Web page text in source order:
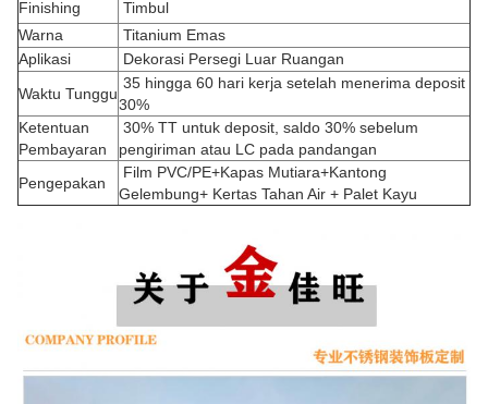
Finishing
Timbul
Warna
Titanium Emas
Aplikasi
Dekorasi Persegi Luar Ruangan
Waktu Tunggu
35 hingga 60 hari kerja setelah menerima deposit
30%
Ketentuan
Pembayaran
30% TT untuk deposit, saldo 30% sebelum
pengiriman atau LC pada pandangan
Pengepakan
Film PVC/PE+Kapas Mutiara+Kantong
Gelembung+ Kertas Tahan Air + Palet Kayu